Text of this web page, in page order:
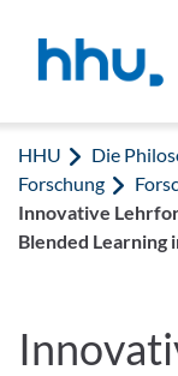
HHU Die
Forschung
Innovative
Blended Learning